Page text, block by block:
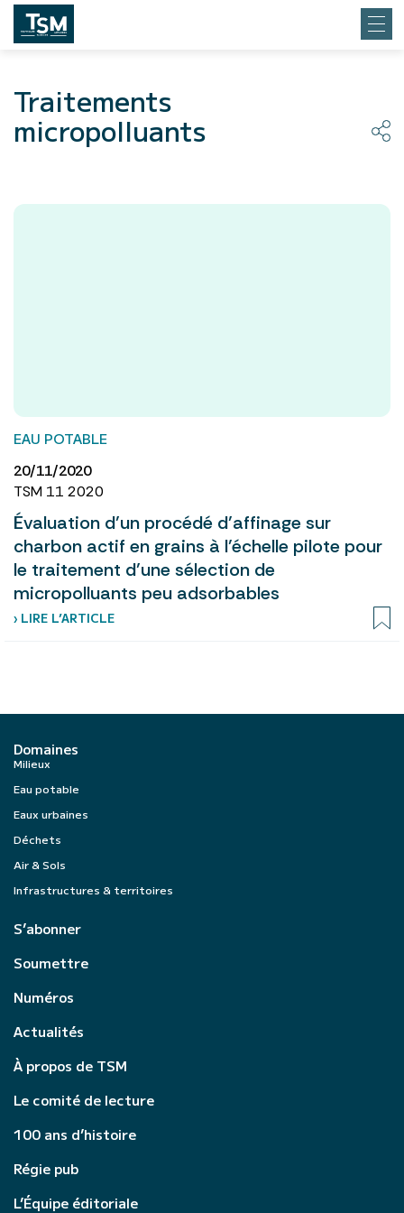
Traitements
micropolluants
EAU POTABLE
20/11/2020
TSM 11 2020
Évaluation d’un procédé d’affinage sur
charbon actif en grains à l’échelle pilote pour
le traitement d’une sélection de
micropolluants peu adsorbables
› LIRE L’ARTICLE
Domaines
Milieux
Eau potable
Eaux urbaines
Déchets
Air & Sols
Infrastructures & territoires
S’abonner
Soumettre
Numéros
Actualités
À propos de TSM
Le comité de lecture
100 ans d’histoire
Régie pub
L’Équipe éditoriale